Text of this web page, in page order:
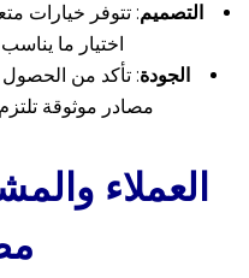
التصميم: تتوفر خيارات
اختيار ما
الجودة: تأكد من
مصادر موثوقة
العملاء